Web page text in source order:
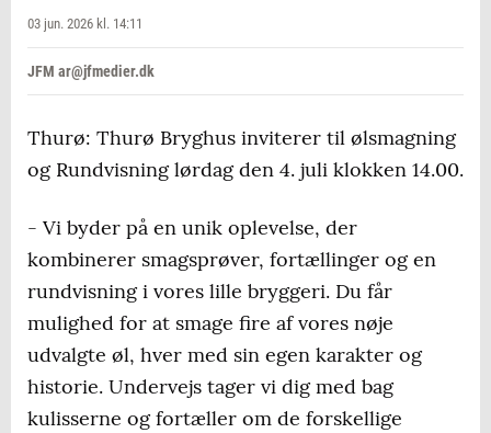
03 jun. 2026 kl. 14:11
JFM ar@jfmedier.dk
Thurø: Thurø Bryghus inviterer til ølsmagning
og Rundvisning lørdag den 4. juli klokken 14.00.
- Vi byder på en unik oplevelse, der
kombinerer smagsprøver, fortællinger og en
rundvisning i vores lille bryggeri. Du får
mulighed for at smage fire af vores nøje
udvalgte øl, hver med sin egen karakter og
historie. Undervejs tager vi dig med bag
kulisserne og fortæller om de forskellige